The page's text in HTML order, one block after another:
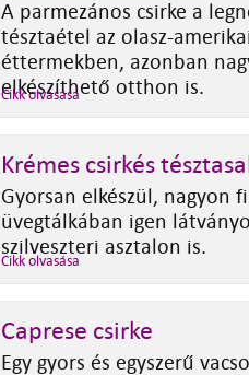
A parmezános csirke a
tésztaétel az olasz-
éttermekben, azonban
elkészíthető otthon is.
Cikk olvasása
Krémes csirkés
Gyorsan elkészül, nagyon
üvegtálkában igen
szilveszteri asztalon is.
Cikk olvasása
Caprese csirke
Egy gyors és egyszerű